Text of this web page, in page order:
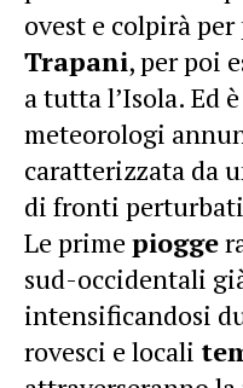
ovest e colpirà
Trapani, per poi
a tutta l’Isola. Ed
meteorologi
caratterizzata da
di fronti
Le prime piogge
sud-occidentali
intensificandosi
rovesci e locali